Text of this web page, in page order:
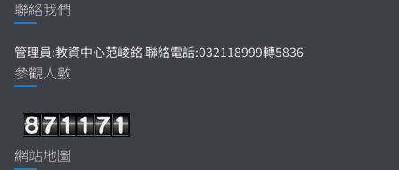
聯絡我們
管理員:教資中心范峻銘 聯絡電話:032118999轉5836
參觀人數
網站地圖